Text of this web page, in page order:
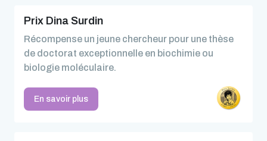
Prix Dina Surdin
Récompense un jeune chercheur pour une thèse
de doctorat exceptionnelle en biochimie ou
biologie moléculaire.
En savoir plus